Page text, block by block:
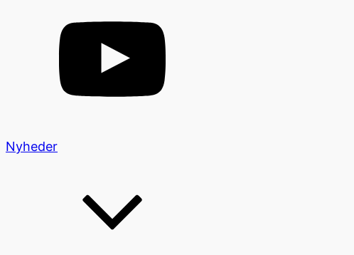
Nyheder